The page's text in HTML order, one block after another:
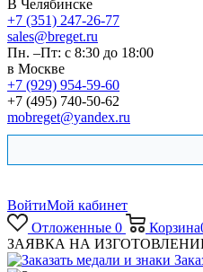
В Челябинске
+7 (351) 247-26-77
sales@breget.ru
Пн. –Пт: с 8:30 до 18:00
в Москве
+7 (929) 954-59-60
+7 (495) 740-50-62
mobreget@yandex.ru
ВойтиМой кабинет
Отложенные 0 Корзина
ЗАЯВКА НА